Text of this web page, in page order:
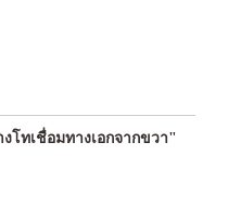
โทเชื่อมทางเอกจากขวา"